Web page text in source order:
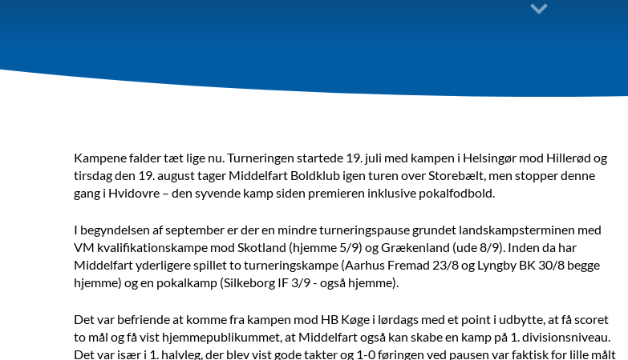
Kampene falder tæt lige nu. Turneringen startede 19. juli med kampen i Helsingør mod Hillerød og
tirsdag den 19. august tager Middelfart Boldklub igen turen over Storebælt, men stopper denne
gang i Hvidovre – den syvende kamp siden premieren inklusive pokalfodbold.
I begyndelsen af september er der en mindre turneringspause grundet landskampsterminen med
VM kvalifikationskampe mod Skotland (hjemme 5/9) og Grækenland (ude 8/9). Inden da har
Middelfart yderligere spillet to turneringskampe (Aarhus Fremad 23/8 og Lyngby BK 30/8 begge
hjemme) og en pokalkamp (Silkeborg IF 3/9 - også hjemme).
Det var befriende at komme fra kampen mod HB Køge i lørdags med et point i udbytte, at få scoret
to mål og få vist hjemmepublikummet, at Middelfart også kan skabe en kamp på 1. divisionsniveau.
Det var især i 1. halvleg, der blev vist gode takter og 1-0 føringen ved pausen var faktisk for lille målt